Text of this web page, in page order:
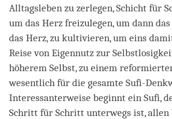
Alltagsleben zu zerlegen, Schicht für
um das Herz freizulegen, um dann
das Herz, zu kultivieren, um eins
Reise von Eigennutz zur
höherem Selbst, zu einem
wesentlich für die gesamte Sufi-
Interessanterweise beginnt ein Sufi,
Schritt für Schritt unterwegs ist, allen